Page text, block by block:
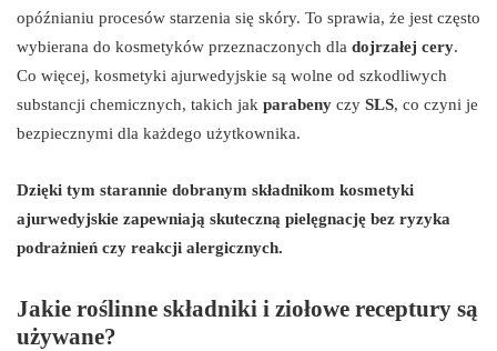
opóźnianiu procesów starzenia się skóry. To sprawia, że jest często
wybierana do kosmetyków przeznaczonych dla dojrzałej cery.
Co więcej, kosmetyki ajurwedyjskie są wolne od szkodliwych
substancji chemicznych, takich jak parabeny czy SLS, co czyni je
bezpiecznymi dla każdego użytkownika.
Dzięki tym starannie dobranym składnikom kosmetyki
ajurwedyjskie zapewniają skuteczną pielęgnację bez ryzyka
podrażnień czy reakcji alergicznych.
Jakie roślinne składniki i ziołowe receptury są
używane?